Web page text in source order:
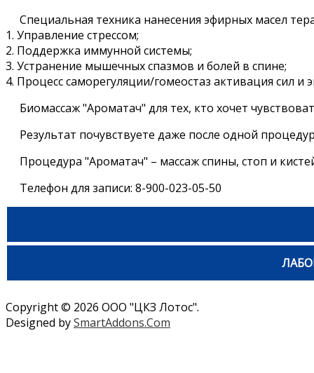
Специальная техника нанесения эфирных масел
1. Управление стрессом;
2. Поддержка иммунной системы;
3. Устранение мышечных спазмов и болей в спине;
4. Процесс саморегуляции/гомеостаз активация сил и
Биомассаж "Ароматач" для тех, кто хочет
Результат почувствуете даже после одной
Процедура "Ароматач" – массаж спины, стоп и
Телефон для записи: 8-900-023-05-50
Copyright © 2026 ООО "ЦКЗ Лотос".
Designed bySmartAddons.Com